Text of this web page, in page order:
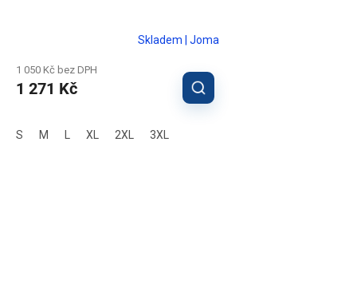
Skladem | Joma
1 050 Kč bez DPH
1 271 Kč
S M L XL 2XL 3XL